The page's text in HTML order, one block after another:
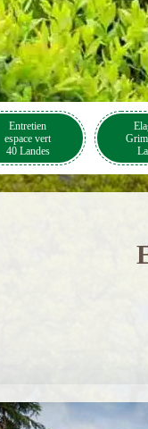
Entretien
espace vert
40 Landes